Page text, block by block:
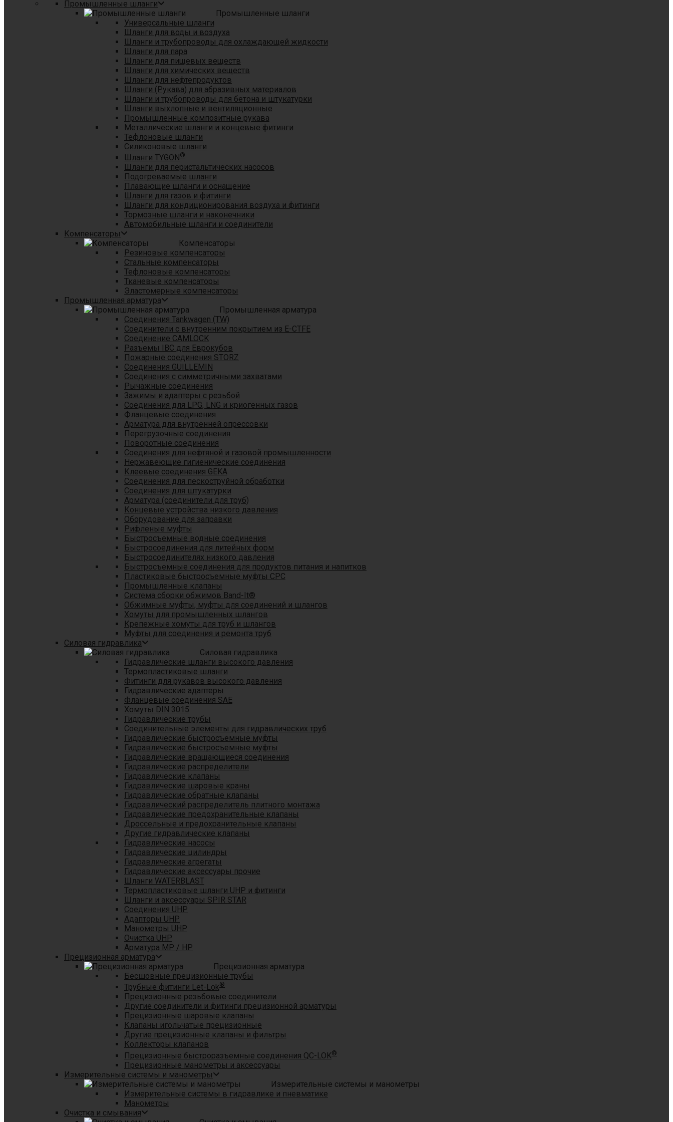
Промышленные шланги
Промышленные шланги
Универсальные шланги
Шланги для воды и воздуха
Шланги и трубопроводы для охлаждающей жидкости
Шланги для пара
Шланги для пищевых веществ
Шланги для химических веществ
Шланги для нефтепродуктов
Шланги (Рукава) для абразивных материалов
Шланги и трубопроводы для бетона и штукатурки
Шланги выхлопные и вентиляционные
Промышленные композитные рукава
Металлические шланги и концевые фитинги
Тефлоновые шланги
Силиконовые шланги
Шланги TYGON®
Шланги для перистальтических насосов
Подогреваемые шланги
Плавающие шланги и оснащение
Шланги для газов и фитинги
Шланги для кондиционирования воздуха и фитинги
Тормозные шланги и наконечники
Автомобильные шланги и соединители
Компенсаторы
Компенсаторы
Резиновые компенсаторы
Стальные компенсаторы
Тефлоновые компенсаторы
Тканевые компенсаторы
Эластомерные компенсаторы
Промышленная арматура
Промышленная арматура
Соединения Tankwagen (TW)
Соединители с внутренним покрытием из E-CTFE
Соединение CAMLOCK
Разъемы IBC для Еврокубов
Пожарные соединения STORZ
Соединения GUILLEMIN
Соединения с симметричными захватами
Рычажные соединения
Зажимы и адаптеры с резьбой
Соединения для LPG, LNG и криогенных газов
Фланцевые соединения
Арматура для внутренней опрессовки
Перегрузочные соединения
Поворотные соединения
Соединения для нефтяной и газовой промышленности
Нержавеющие гигиенические соединения
Клеевые соединения GEKA
Соединения для пескоструйной обработки
Cоединения для штукатурки
Арматура (соединители для труб)
Концевые устройства низкого давления
Оборудование для заправки
Рифленые муфты
Быстросъемные водные соединения
Быстросоединения для литейных форм
Быстросоединителях низкого давления
Быстросъемные соединения для продуктов питания и напитков
Пластиковые быстросъемные муфты CPC
Промышленные клапаны
Система сборки обжимов Band-It®
Обжимные муфты, муфты для соединений и шлангов
Хомуты для промышленных шлангов
Крепежные хомуты для труб и шлангов
Муфты для соединения и ремонта труб
Силовая гидравлика
Силовая гидравлика
Гидравлические шланги высокого давления
Термопластиковые шланги
Фитинги для рукавов высокого давления
Гидравлические адаптеры
Фланцевые соединения SAE
Хомуты DIN 3015
Гидравлические трубы
Соединительные элементы для гидравлических труб
Гидравлические быстросъемные муфты
Гидравлические быстросъемные муфты
Гидравлические вращающиеся соединения
Гидравлические распределители
Гидравлические клапаны
Гидравлические шаровые краны
Гидравлические обратные клапаны
Гидравлический распределитель плитного монтажа
Гидравлические предохранительные клапаны
Дроссельные и предохранительные клапаны
Другие гидравлические клапаны
Гидравлические насосы
Гидравлические цилиндры
Гидравлические агрегаты
Гидравлические аксессуары прочие
Шланги WATERBLAST
Термопластиковые шланги UHP и фитинги
Шланги и аксессуары SPIR STAR
Соединения UHP
Адапторы UHP
Манометры UHP
Очистка UHP
Арматура MP / HP
Прецизионная арматура
Прецизионная арматура
Бесшовные прецизионные трубы
Трубные фитинги Let-Lok®
Прецизионные резьбовые соединители
Другие соединители и фитинги прецизионной арматуры
Прецизионные шаровые клапаны
Клапаны игольчатые прецизионные
Другие прецизионные клапаны и фильтры
Коллекторы клапанов
Прецизионные быстроразъемные соединения QC-LOK®
Прецизионные манометры и аксессуары
Измерительные системы и манометры
Измерительные системы и манометры
Измерительные системы в гидравлике и пневматике
Манометры
Очистка и смывания